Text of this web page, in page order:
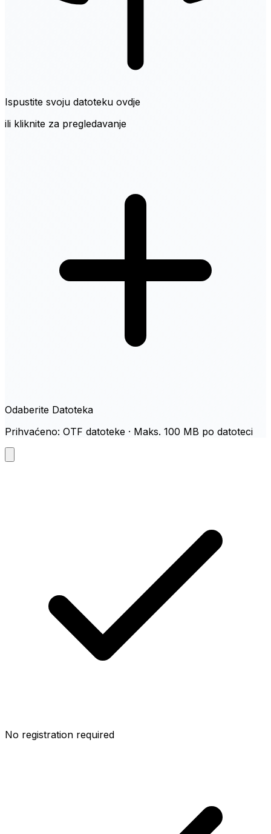
Ispustite svoju datoteku ovdje
ili kliknite za pregledavanje
Odaberite Datoteka
Prihvaćeno: OTF datoteke · Maks. 100 MB po datoteci
No registration required